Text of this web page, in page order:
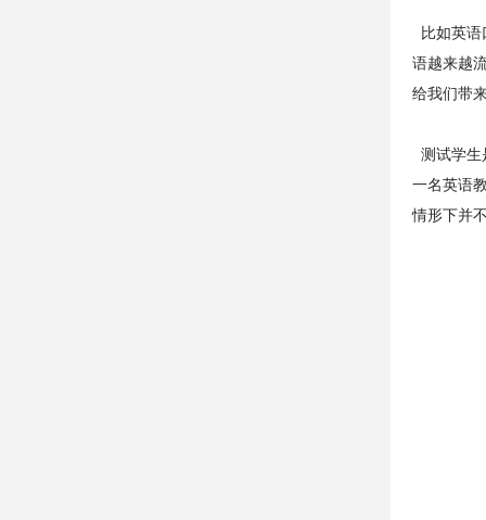
比如英语
语越来越
给我们带
测试学生
一名英语
情形下并